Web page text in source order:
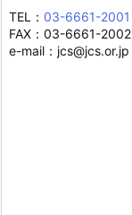
TEL： 03-6661-2001
FAX：03-6661-2002
e-mail：jcs@jcs.or.jp